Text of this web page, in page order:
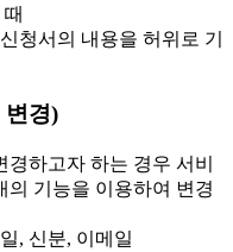
청서의 내용을 허위로 기
변경)
하고자 하는 경우 서비
의 기능을 이용하여 변경
, 신분, 이메일